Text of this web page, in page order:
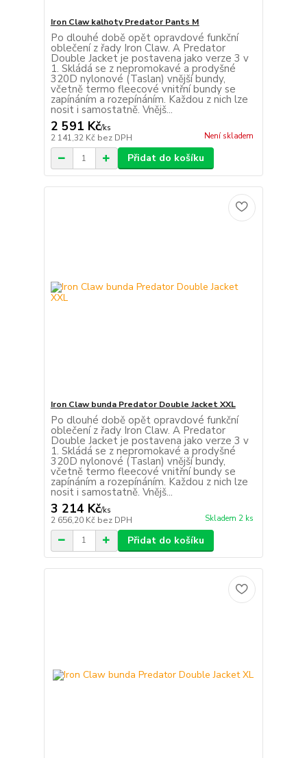
Iron Claw kalhoty Predator Pants M
Po dlouhé době opět opravdové funkční
oblečení z řady Iron Claw. A Predator
Double Jacket je postavena jako verze 3 v
1. Skládá se z nepromokavé a prodyšné
320D nylonové (Taslan) vnější bundy,
včetně termo fleecové vnitřní bundy se
zapínáním a rozepínáním. Každou z nich lze
nosit i samostatně. Vnějš...
2 591 Kč/ks
2 141,32 Kč bez DPH Není skladem
Přidat do košíku
Iron Claw bunda Predator Double Jacket XXL
Po dlouhé době opět opravdové funkční
oblečení z řady Iron Claw. A Predator
Double Jacket je postavena jako verze 3 v
1. Skládá se z nepromokavé a prodyšné
320D nylonové (Taslan) vnější bundy,
včetně termo fleecové vnitřní bundy se
zapínáním a rozepínáním. Každou z nich lze
nosit i samostatně. Vnějš...
3 214 Kč/ks
2 656,20 Kč bez DPH Skladem 2 ks
Přidat do košíku